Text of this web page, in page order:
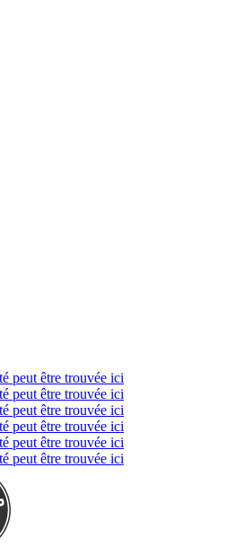
peut être trouvée ici
peut être trouvée ici
peut être trouvée ici
peut être trouvée ici
peut être trouvée ici
peut être trouvée ici